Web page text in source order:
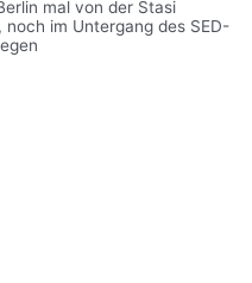
mal von der Stasi
im Untergang des SED-